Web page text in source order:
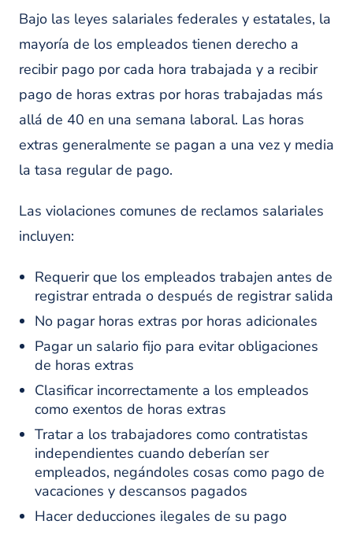
MÁS INFORMACIÓN SOBRE SAMUEL
Bajo las leyes salariales federales y estatales, la
mayoría de los empleados tienen derecho a
recibir pago por cada hora trabajada y a recibir
pago de horas extras por horas trabajadas más
allá de 40 en una semana laboral. Las horas
extras generalmente se pagan a una vez y media
la tasa regular de pago.
Las violaciones comunes de reclamos salariales
incluyen:
Requerir que los empleados trabajen antes de
registrar entrada o después de registrar salida
No pagar horas extras por horas adicionales
Pagar un salario fijo para evitar obligaciones
de horas extras
Clasificar incorrectamente a los empleados
como exentos de horas extras
Tratar a los trabajadores como contratistas
independientes cuando deberían ser
empleados, negándoles cosas como pago de
vacaciones y descansos pagados
Hacer deducciones ilegales de su pago